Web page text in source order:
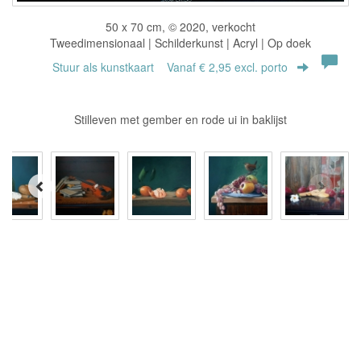
50 x 70 cm, © 2020, verkocht
Tweedimensionaal | Schilderkunst | Acryl | Op doek
Stuur als kunstkaart Vanaf € 2,95 excl. porto
Stilleven met gember en rode ui in baklijst